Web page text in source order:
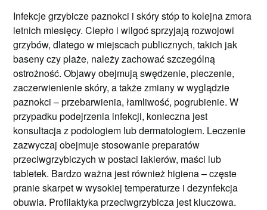
Infekcje grzybicze paznokci i skóry stóp to kolejna zmora
letnich miesięcy. Ciepło i wilgoć sprzyjają rozwojowi
grzybów, dlatego w miejscach publicznych, takich jak
baseny czy plaże, należy zachować szczególną
ostrożność. Objawy obejmują swędzenie, pieczenie,
zaczerwienienie skóry, a także zmiany w wyglądzie
paznokci – przebarwienia, łamliwość, pogrubienie. W
przypadku podejrzenia infekcji, konieczna jest
konsultacja z podologiem lub dermatologiem. Leczenie
zazwyczaj obejmuje stosowanie preparatów
przeciwgrzybiczych w postaci lakierów, maści lub
tabletek. Bardzo ważna jest również higiena – częste
pranie skarpet w wysokiej temperaturze i dezynfekcja
obuwia. Profilaktyka przeciwgrzybicza jest kluczowa.